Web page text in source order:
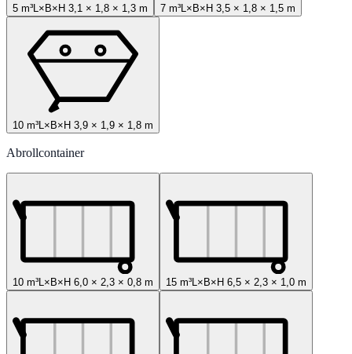
5 m³L×B×H 3,1 × 1,8 × 1,3 m 7 m³L×B×H 3,5 × 1,8 × 1,5 m
10 m³L×B×H 3,9 × 1,9 × 1,8 m
Abrollcontainer
10 m³L×B×H 6,0 × 2,3 × 0,8 m 15 m³L×B×H 6,5 × 2,3 × 1,0 m